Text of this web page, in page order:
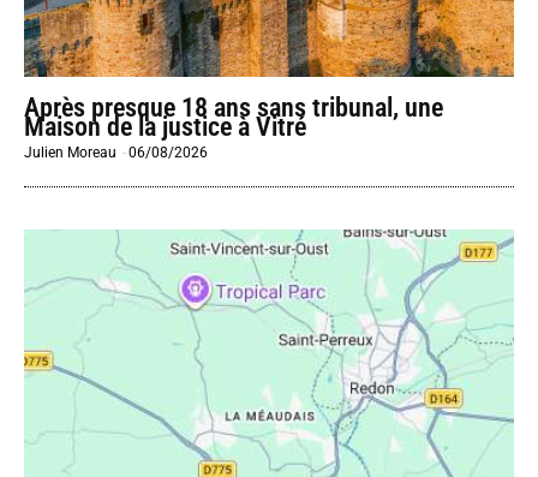
Après presque 18 ans sans tribunal, une
Maison de la justice à Vitré
Julien Moreau -06/08/2026